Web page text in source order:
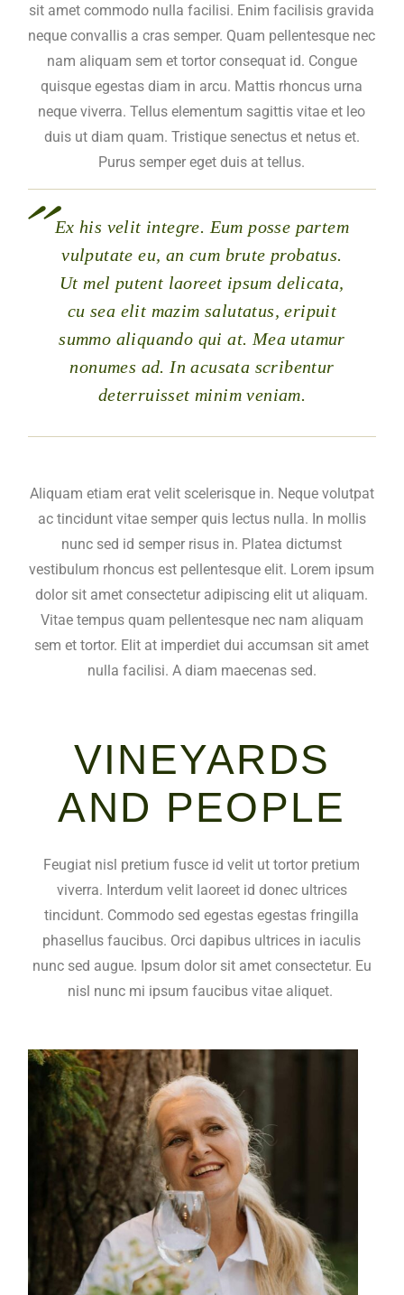
sit amet commodo nulla facilisi. Enim facilisis gravida
neque convallis a cras semper. Quam pellentesque nec
nam aliquam sem et tortor consequat id. Congue
quisque egestas diam in arcu. Mattis rhoncus urna
neque viverra. Tellus elementum sagittis vitae et leo
duis ut diam quam. Tristique senectus et netus et.
Purus semper eget duis at tellus.
Ex his velit integre. Eum posse partem
vulputate eu, an cum brute probatus.
Ut mel putent laoreet ipsum delicata,
cu sea elit mazim salutatus, eripuit
summo aliquando qui at. Mea utamur
nonumes ad. In acusata scribentur
deterruisset minim veniam.
Aliquam etiam erat velit scelerisque in. Neque volutpat
ac tincidunt vitae semper quis lectus nulla. In mollis
nunc sed id semper risus in. Platea dictumst
vestibulum rhoncus est pellentesque elit. Lorem ipsum
dolor sit amet consectetur adipiscing elit ut aliquam.
Vitae tempus quam pellentesque nec nam aliquam
sem et tortor. Elit at imperdiet dui accumsan sit amet
nulla facilisi. A diam maecenas sed.
VINEYARDS
AND PEOPLE
Feugiat nisl pretium fusce id velit ut tortor pretium
viverra. Interdum velit laoreet id donec ultrices
tincidunt. Commodo sed egestas egestas fringilla
phasellus faucibus. Orci dapibus ultrices in iaculis
nunc sed augue. Ipsum dolor sit amet consectetur. Eu
nisl nunc mi ipsum faucibus vitae aliquet.